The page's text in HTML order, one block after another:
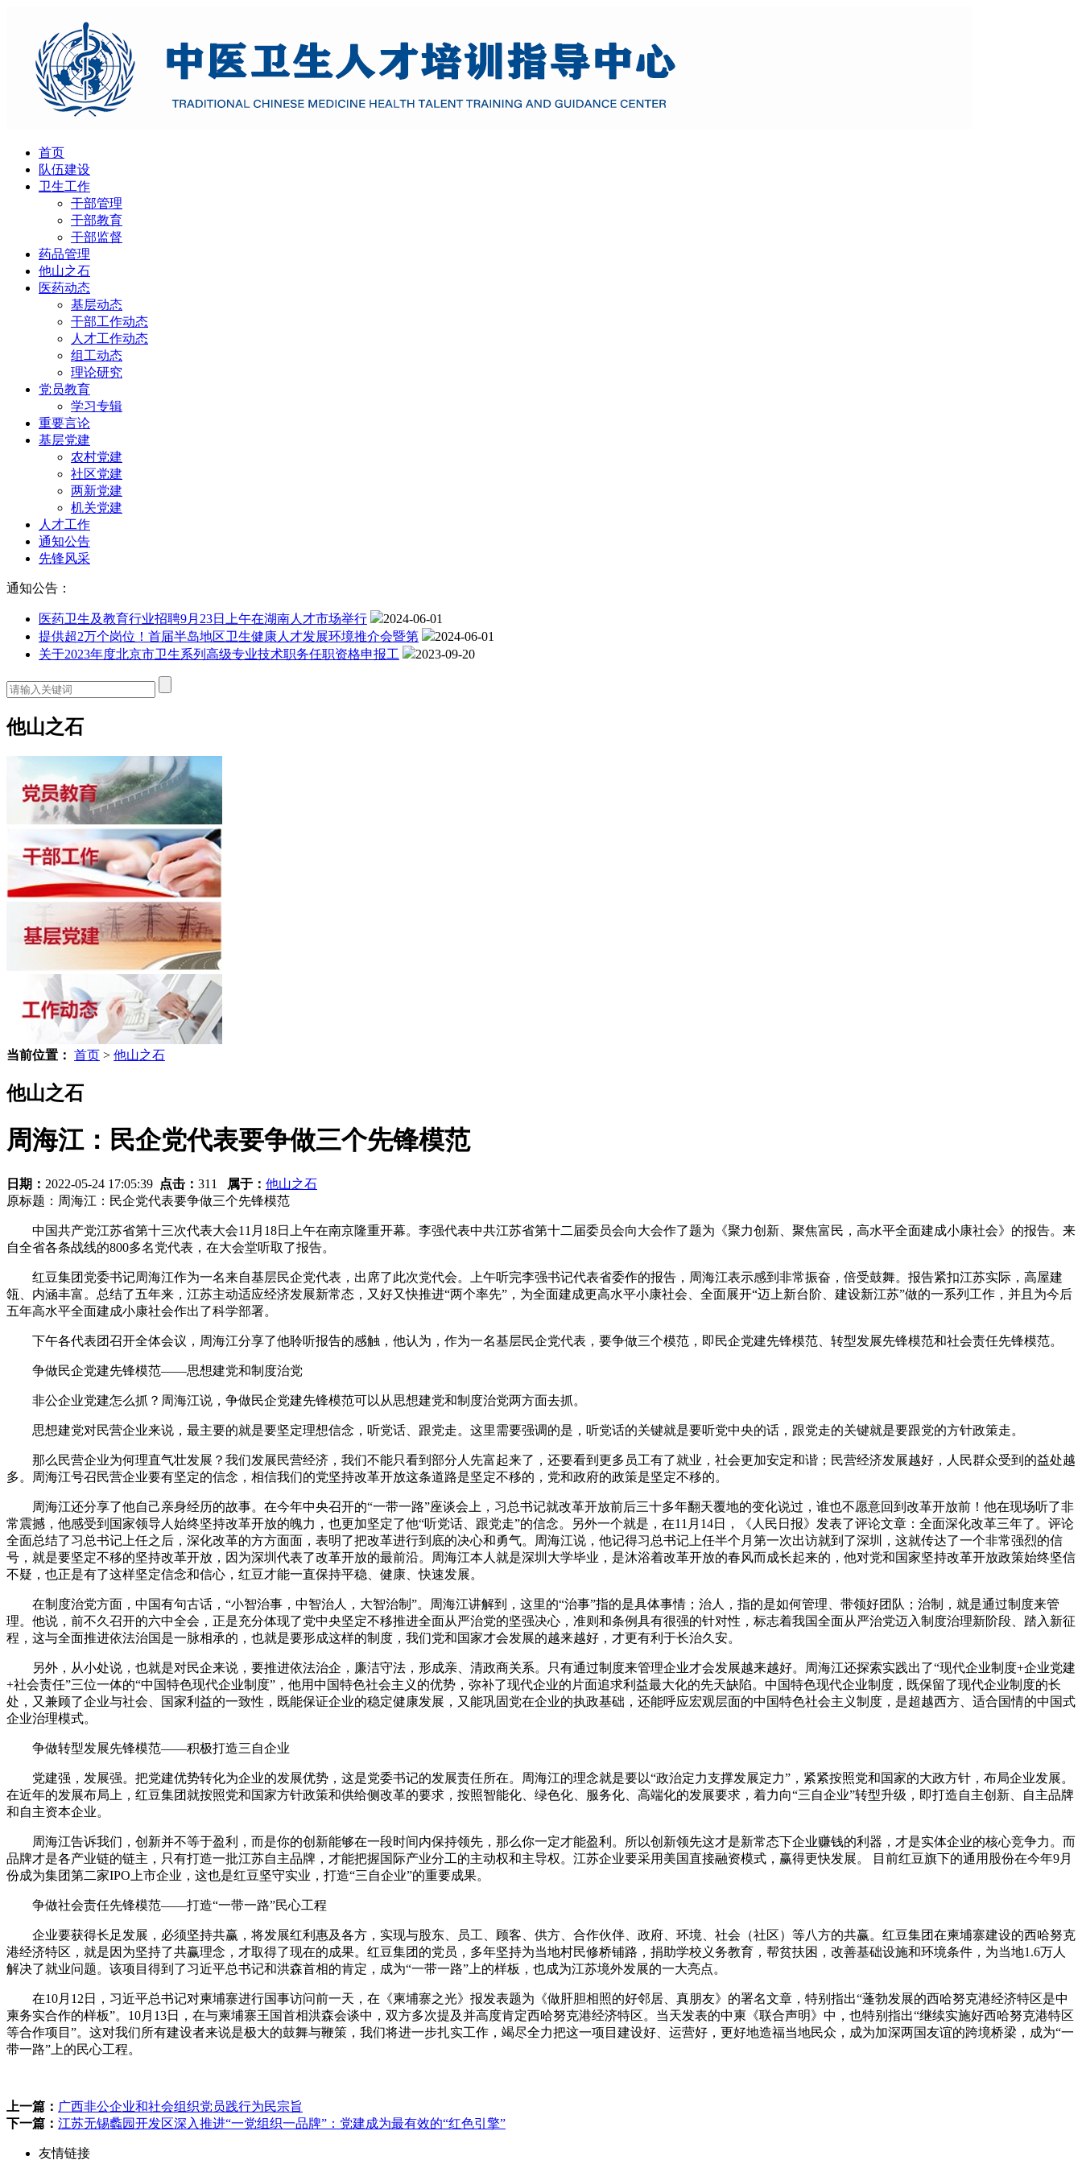
首页
队伍建设
卫生工作
干部管理
干部教育
干部监督
药品管理
他山之石
医药动态
基层动态
干部工作动态
人才工作动态
组工动态
理论研究
党员教育
学习专辑
重要言论
基层党建
农村党建
社区党建
两新党建
机关党建
人才工作
通知公告
先锋风采
通知公告：
医药卫生及教育行业招聘9月23日上午在湖南人才市场举行
2024-06-01
提供超2万个岗位！首届半岛地区卫生健康人才发展环境推介会暨第
2024-06-01
关于2023年度北京市卫生系列高级专业技术职务任职资格申报工
2023-09-20
他山之石
当前位置： 首页 > 他山之石
他山之石
周海江：民企党代表要争做三个先锋模范
日期： 2022-05-24 17:05:39 点击： 311 属于： 他山之石
原标题：周海江：民企党代表要争做三个先锋模范
中国共产党江苏省第十三次代表大会11月18日上午在南京隆重开幕。李强代表中共江苏省第十二届委员会向大会作了题为《聚力创新、聚焦富民，高水平全面建成小康社会》的报告。来
自全省各条战线的800多名党代表，在大会堂听取了报告。
红豆集团党委书记周海江作为一名来自基层民企党代表，出席了此次党代会。上午听完李强书记代表省委作的报告，周海江表示感到非常振奋，倍受鼓舞。报告紧扣江苏实际，高屋建
瓴、内涵丰富。总结了五年来，江苏主动适应经济发展新常态，又好又快推进“两个率先”，为全面建成更高水平小康社会、全面展开“迈上新台阶、建设新江苏”做的一系列工作，并且为今后
五年高水平全面建成小康社会作出了科学部署。
下午各代表团召开全体会议，周海江分享了他聆听报告的感触，他认为，作为一名基层民企党代表，要争做三个模范，即民企党建先锋模范、转型发展先锋模范和社会责任先锋模范。
争做民企党建先锋模范――思想建党和制度治党
非公企业党建怎么抓？周海江说，争做民企党建先锋模范可以从思想建党和制度治党两方面去抓。
思想建党对民营企业来说，最主要的就是要坚定理想信念，听党话、跟党走。这里需要强调的是，听党话的关键就是要听党中央的话，跟党走的关键就是要跟党的方针政策走。
那么民营企业为何理直气壮发展？我们发展民营经济，我们不能只看到部分人先富起来了，还要看到更多员工有了就业，社会更加安定和谐；民营经济发展越好，人民群众受到的益处越
多。周海江号召民营企业要有坚定的信念，相信我们的党坚持改革开放这条道路是坚定不移的，党和政府的政策是坚定不移的。
周海江还分享了他自己亲身经历的故事。在今年中央召开的“一带一路”座谈会上，习总书记就改革开放前后三十多年翻天覆地的变化说过，谁也不愿意回到改革开放前！他在现场听了非
常震撼，他感受到国家领导人始终坚持改革开放的魄力，也更加坚定了他“听党话、跟党走”的信念。另外一个就是，在11月14日，《人民日报》发表了评论文章：全面深化改革三年了。评论
全面总结了习总书记上任之后，深化改革的方方面面，表明了把改革进行到底的决心和勇气。周海江说，他记得习总书记上任半个月第一次出访就到了深圳，这就传达了一个非常强烈的信
号，就是要坚定不移的坚持改革开放，因为深圳代表了改革开放的最前沿。周海江本人就是深圳大学毕业，是沐浴着改革开放的春风而成长起来的，他对党和国家坚持改革开放政策始终坚信
不疑，也正是有了这样坚定信念和信心，红豆才能一直保持平稳、健康、快速发展。
在制度治党方面，中国有句古话，“小智治事，中智治人，大智治制”。周海江讲解到，这里的“治事”指的是具体事情；治人，指的是如何管理、带领好团队；治制，就是通过制度来管
理。他说，前不久召开的六中全会，正是充分体现了党中央坚定不移推进全面从严治党的坚强决心，准则和条例具有很强的针对性，标志着我国全面从严治党迈入制度治理新阶段、踏入新征
程，这与全面推进依法治国是一脉相承的，也就是要形成这样的制度，我们党和国家才会发展的越来越好，才更有利于长治久安。
另外，从小处说，也就是对民企来说，要推进依法治企，廉洁守法，形成亲、清政商关系。只有通过制度来管理企业才会发展越来越好。周海江还探索实践出了“现代企业制度+企业党建
+社会责任”三位一体的“中国特色现代企业制度”，他用中国特色社会主义的优势，弥补了现代企业的片面追求利益最大化的先天缺陷。中国特色现代企业制度，既保留了现代企业制度的长
处，又兼顾了企业与社会、国家利益的一致性，既能保证企业的稳定健康发展，又能巩固党在企业的执政基础，还能呼应宏观层面的中国特色社会主义制度，是超越西方、适合国情的中国式
企业治理模式。
争做转型发展先锋模范――积极打造三自企业
党建强，发展强。把党建优势转化为企业的发展优势，这是党委书记的发展责任所在。周海江的理念就是要以“政治定力支撑发展定力”，紧紧按照党和国家的大政方针，布局企业发展。
在近年的发展布局上，红豆集团就按照党和国家方针政策和供给侧改革的要求，按照智能化、绿色化、服务化、高端化的发展要求，着力向“三自企业”转型升级，即打造自主创新、自主品牌
和自主资本企业。
周海江告诉我们，创新并不等于盈利，而是你的创新能够在一段时间内保持领先，那么你一定才能盈利。所以创新领先这才是新常态下企业赚钱的利器，才是实体企业的核心竞争力。而
品牌才是各产业链的链主，只有打造一批江苏自主品牌，才能把握国际产业分工的主动权和主导权。江苏企业要采用美国直接融资模式，赢得更快发展。 目前红豆旗下的通用股份在今年9月
份成为集团第二家IPO上市企业，这也是红豆坚守实业，打造“三自企业”的重要成果。
争做社会责任先锋模范――打造“一带一路”民心工程
企业要获得长足发展，必须坚持共赢，将发展红利惠及各方，实现与股东、员工、顾客、供方、合作伙伴、政府、环境、社会（社区）等八方的共赢。红豆集团在柬埔寨建设的西哈努克
港经济特区，就是因为坚持了共赢理念，才取得了现在的成果。红豆集团的党员，多年坚持为当地村民修桥铺路，捐助学校义务教育，帮贫扶困，改善基础设施和环境条件，为当地1.6万人
解决了就业问题。该项目得到了习近平总书记和洪森首相的肯定，成为“一带一路”上的样板，也成为江苏境外发展的一大亮点。
在10月12日，习近平总书记对柬埔寨进行国事访问前一天，在《柬埔寨之光》报发表题为《做肝胆相照的好邻居、真朋友》的署名文章，特别指出“蓬勃发展的西哈努克港经济特区是中
柬务实合作的样板”。10月13日，在与柬埔寨王国首相洪森会谈中，双方多次提及并高度肯定西哈努克港经济特区。当天发表的中柬《联合声明》中，也特别指出“继续实施好西哈努克港特区
等合作项目”。这对我们所有建设者来说是极大的鼓舞与鞭策，我们将进一步扎实工作，竭尽全力把这一项目建设好、运营好，更好地造福当地民众，成为加深两国友谊的跨境桥梁，成为“一
带一路”上的民心工程。
上一篇： 广西非公企业和社会组织党员践行为民宗旨
下一篇： 江苏无锡蠡园开发区深入推进“一党组织一品牌”：党建成为最有效的“红色引擎”
友情链接